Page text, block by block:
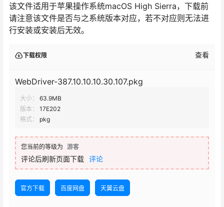
该文件适用于苹果操作系统macOS High Sierra，下载前
请注意该文件是否与之系统版本对应，若不对应则无法进
行安装或安装后无效。
下载权限 查看
WebDriver-387.10.10.10.30.107.pkg
大小：
63.9MB
版本：
17E202
格式：
pkg
您当前的等级为 游客
评论后刷新页面下载 评论
官方下载 百度网盘 天翼云盘